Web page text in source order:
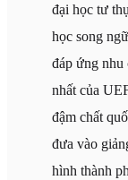
đại học tư
học song
đáp ứng nhu
nhất của
đậm chất
đưa vào
hình thành